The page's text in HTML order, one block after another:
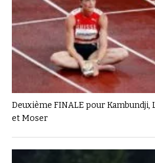
Deuxième FINALE pour Kambundji,
et Moser